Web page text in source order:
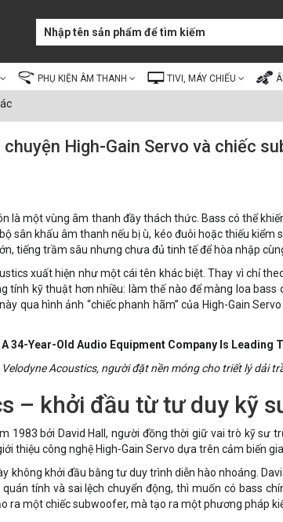
PHỤ KIỆN ÂM THANH TIVI, MÁY CHIẾU
High-Gain Servo và chiếc
là một vùng âm thanh đầy thách thức. Bass có thể
sân khấu âm thanh nếu bị ù, kéo đuôi hoặc thiếu
tiếng trầm sâu nhưng chưa đủ tinh tế để hòa nhập
xuất hiện như một cái tên khác biệt. Thay vì chỉ
tính kỹ thuật hơn nhiều: làm thế nào để màng loa
qua hình ảnh “chiếc phanh hãm” của High-Gain
Acoustics, người đặt nền móng cho triết lý dải
– khởi đầu từ tư duy kỹ
1983 bởi David Hall, người đồng thời giữ vai trò kỹ sư
thiệu công nghệ High-Gain Servo dựa trên cảm biến
không khởi đầu bằng tư duy trình diễn hào nhoáng.
tính và sai lệch chuyển động, thì muốn có bass
ra một chiếc subwoofer, mà tạo ra một phương pháp